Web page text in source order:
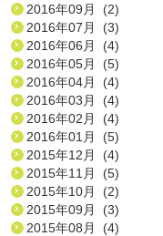
2016年09月 (2)
2016年07月 (3)
2016年06月 (4)
2016年05月 (5)
2016年04月 (4)
2016年03月 (4)
2016年02月 (4)
2016年01月 (5)
2015年12月 (4)
2015年11月 (5)
2015年10月 (2)
2015年09月 (3)
2015年08月 (4)